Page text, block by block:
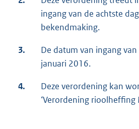
ingang van de achtste
bekendmaking.
3.
De datum van ingang
januari 2016.
4.
Deze verordening kan
‘Verordening rioolheffing